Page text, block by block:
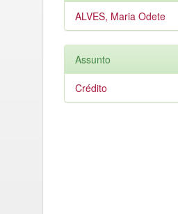
ALVES, Maria Odete
Assunto
Crédito